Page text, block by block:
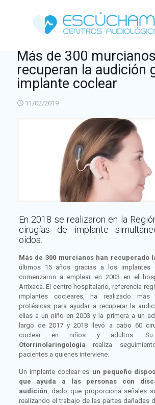
Más de 300 murcianos
recuperan la audición
implante coclear
11/02/2019
En 2018 se realizaron en la
cirugías de implante
oídos.
Más de 300 murcianos han recuperado
últimos 15 años gracias a los implantes
comenzaron a emplear en 2003 en el
Arrixaca. El centro hospitalario, referencia
implantes cocleares, ha realizado
protésicas para ayudar a recuperar la
ellas a un niño en 2003 y la primera a un
largo de 2017 y 2018 llevó a cabo 60
coclear en niños y adultos.
Otorrinolaringología realiza
pacientes a quienes interviene.
Un implante coclear es un pequeño
que ayuda a las personas con
audición , dado que proporciona señales
realizando el trabajo de las partes dañadas